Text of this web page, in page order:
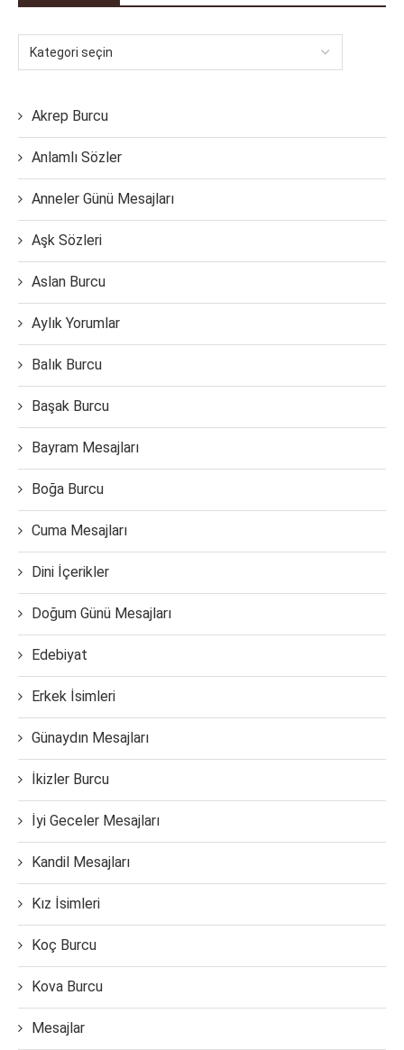
Akrep Burcu
Anlamlı Sözler
Anneler Günü Mesajları
Aşk Sözleri
Aslan Burcu
Aylık Yorumlar
Balık Burcu
Başak Burcu
Bayram Mesajları
Boğa Burcu
Cuma Mesajları
Dini İçerikler
Doğum Günü Mesajları
Edebiyat
Erkek İsimleri
Günaydın Mesajları
İkizler Burcu
İyi Geceler Mesajları
Kandil Mesajları
Kız İsimleri
Koç Burcu
Kova Burcu
Mesajlar